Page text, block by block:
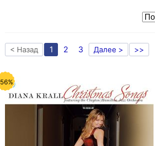
< Назад 1 2 3 Далее > >>